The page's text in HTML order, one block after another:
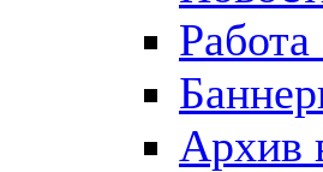
Архив